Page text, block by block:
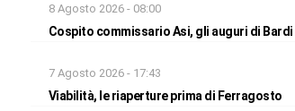
8 Agosto 2026 - 08:00
Cospito commissario Asi, gli auguri di Bardi
7 Agosto 2026 - 17:43
Viabilità, le riaperture prima di Ferragosto